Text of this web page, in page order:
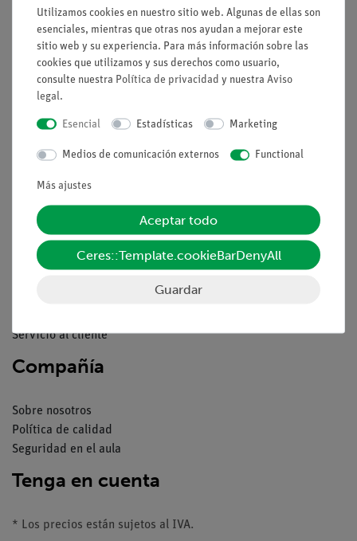
Nach oben
Aviso lega
Contacto
Declaración de privacidad
Pie de imprenta
Servicio
Resumen del servicio
Servicio al cliente
Compañía
Sobre nosotros
Política de calidad
Seguridad en el aula
Tenga en cuenta
* Los precios están sujetos al IVA.
Utilizamos cookies en nuestro sitio web. Algunas de ellas son
esenciales, mientras que otras nos ayudan a mejorar este
sitio web y su experiencia. Para más información sobre las
cookies que utilizamos y sus derechos como usuario,
consulte nuestra Política de privacidad y nuestra Aviso
legal.
Esencial Estadísticas Marketing
Medios de comunicación externos Functional
Más ajustes
Aceptar todo
Ceres::Template.cookieBarDenyAll
Guardar